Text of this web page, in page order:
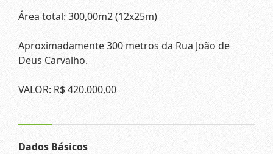
Área total: 300,00m2 (12x25m)
Aproximadamente 300 metros da Rua João de
Deus Carvalho.
VALOR: R$ 420.000,00
Dados Básicos